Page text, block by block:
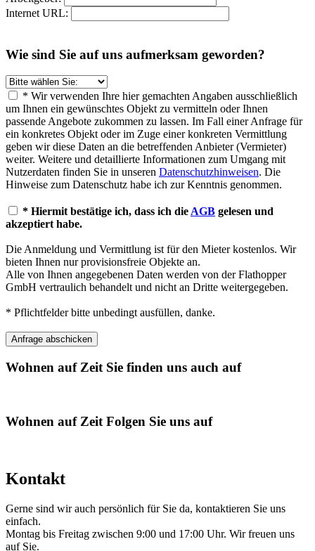
Internet URL:
Wie sind Sie auf uns aufmerksam geworden?
* Wir verwenden Ihre hier gemachten Angaben ausschließlich
um Ihnen ein gewünschtes Objekt zu vermitteln oder Ihnen
passende Angebote zukommen zu lassen. Im Fall einer Anfrage für
ein konkretes Objekt oder im Zuge einer konkreten Vermittlung
geben wir diese Daten an die betreffenden Anbieter (Vermieter)
weiter. Weitere und detaillierte Informationen zum Umgang mit
Nutzerdaten finden Sie in unseren Datenschutzhinweisen. Die
Hinweise zum Datenschutz habe ich zur Kenntnis genommen.
* Hiermit bestätige ich, dass ich die AGB gelesen und
akzeptiert habe.
Die Anmeldung und Vermittlung ist für den Mieter kostenlos. Wir
bieten Ihnen nur provisionsfreie Objekte an.
Alle von Ihnen angegebenen Daten werden von der Flathopper
GmbH vertraulich behandelt und nicht an Dritte weitergegeben.
* Pflichtfelder bitte unbedingt ausfüllen, danke.
Wohnen auf Zeit Sie finden uns auch auf
Wohnen auf ZeitFolgen Sie uns auf
Kontakt
Gerne sind wir auch persönlich für Sie da, kontaktieren Sie uns
einfach.
Montag bis Freitag zwischen 9:00 und 17:00 Uhr. Wir freuen uns
auf Sie.